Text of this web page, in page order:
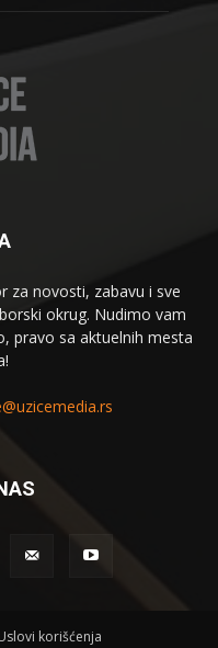
za novosti, zabavu i sve
okrug. Nudimo vam
pravo sa aktuelnih mesta
korišćenja